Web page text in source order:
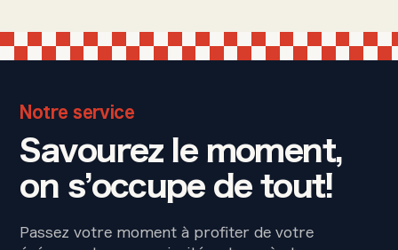
Notre service
Savourez le moment,
on s’occupe de tout!
Passez votre moment à profiter de votre